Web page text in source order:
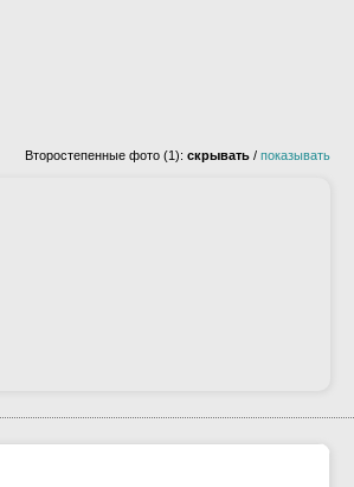
Второстепенные фото (1): скрывать / показывать